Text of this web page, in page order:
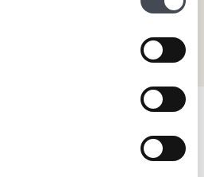
Voorwaarden
/